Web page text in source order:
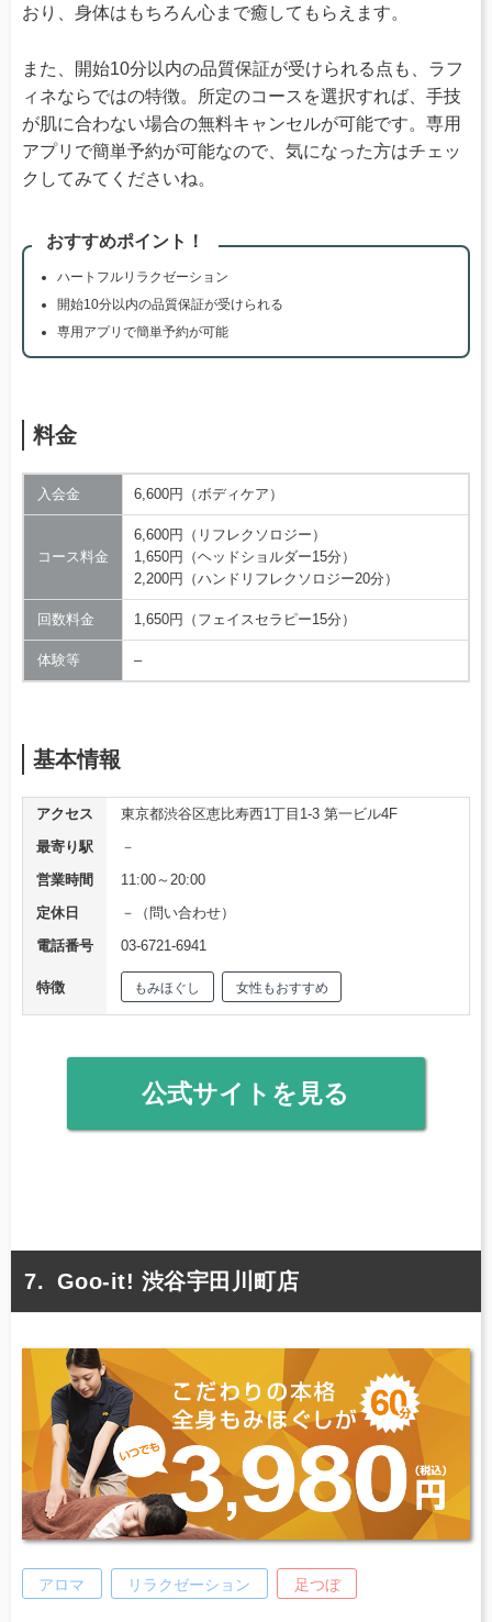
おり、身体はもちろん心まで癒してもらえます。
また、開始10分以内の品質保証が受けられる点も、ラフ
ィネならではの特徴。所定のコースを選択すれば、手技
が肌に合わない場合の無料キャンセルが可能です。専用
アプリで簡単予約が可能なので、気になった方はチェッ
クしてみてくださいね。
おすすめポイント！
ハートフルリラクゼーション
開始10分以内の品質保証が受けられる
専用アプリで簡単予約が可能
料金
入会金 6,600円（ボディケア）
コース料金
6,600円（リフレクソロジー）
1,650円（ヘッドショルダー15分）
2,200円（ハンドリフレクソロジー20分）
回数料金 1,650円（フェイスセラピー15分）
体験等 –
基本情報
アクセス
東京都渋谷区恵比寿西1丁目1-3 第一ビル4F
最寄り駅
－
営業時間
11:00～20:00
定休日
－（問い合わせ）
電話番号
03-6721-6941
特徴 もみほぐし 女性もおすすめ
公式サイトを見る
Goo-it! 渋谷宇田川町店
アロマ リラクゼーション 足つぼ